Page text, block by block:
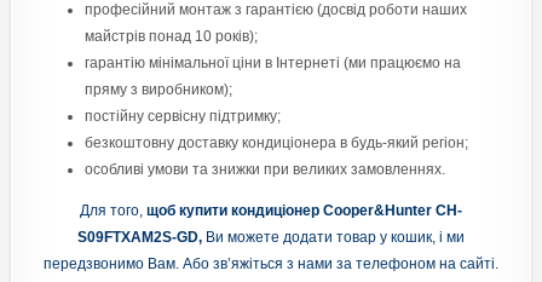
професійний монтаж з гарантією (досвід роботи наших
майстрів понад 10 років);
гарантію мінімальної ціни в Інтернеті (ми працюємо на
пряму з виробником);
постійну сервісну підтримку;
безкоштовну доставку кондиціонера в будь-який регіон;
особливі умови та знижки при великих замовленнях.
Для того,щоб купити кондиціонер Cooper&Hunter CH-
S09FTXAM2S-GD, Ви можете додати товар у кошик, і ми
передзвонимо Вам. Або зв’яжіться з нами за телефоном на сайті.